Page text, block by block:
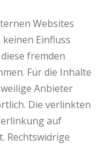
Websites
Einfluss
fremden
Für die Inhalte
Anbieter
Die verlinkten
auf
Rechtswidrige